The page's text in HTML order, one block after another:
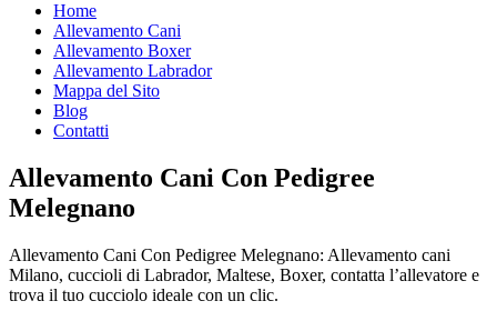
Home
Allevamento Cani
Allevamento Boxer
Allevamento Labrador
Mappa del Sito
Blog
Contatti
Allevamento Cani Con Pedigree
Melegnano
Allevamento Cani Con Pedigree Melegnano: Allevamento cani
Milano, cuccioli di Labrador, Maltese, Boxer, contatta l’allevatore e
trova il tuo cucciolo ideale con un clic.